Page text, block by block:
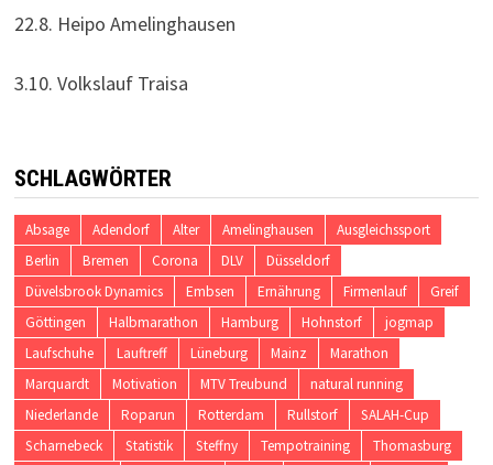
22.8. Heipo Amelinghausen
3.10. Volkslauf Traisa
SCHLAGWÖRTER
Absage Adendorf Alter Amelinghausen
Ausgleichssport
Berlin
Bremen Corona DLV
Düsseldorf
Düvelsbrook Dynamics
Embsen Ernährung Firmenlauf
Greif
Göttingen
Halbmarathon Hamburg Hohnstorf
jogmap
Laufschuhe
Lauftreff Lüneburg Mainz
Marathon
Marquardt
Motivation MTV Treubund
natural running
Niederlande
Roparun Rotterdam Rullstorf
SALAH-Cup
Scharnebeck
Statistik Steffny Tempotraining
Thomasburg